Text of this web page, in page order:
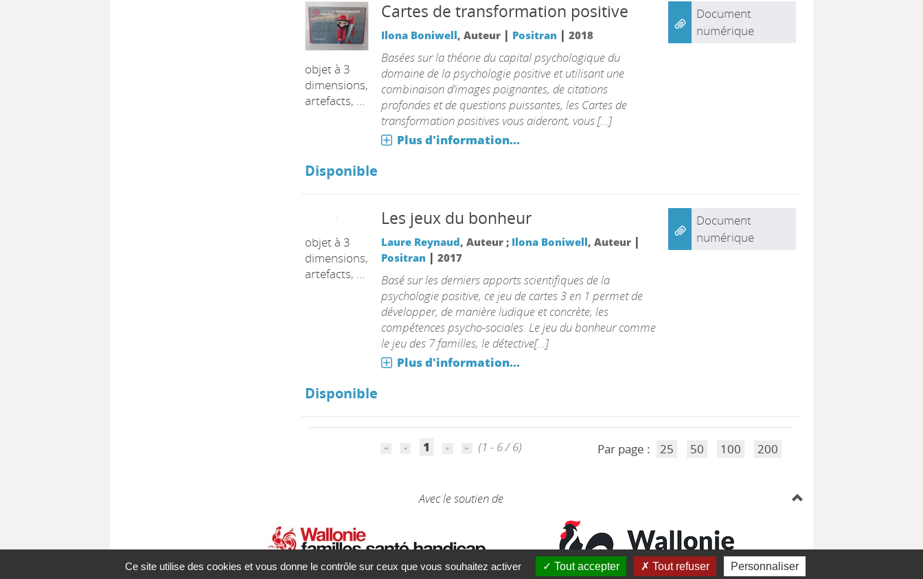
objet à 3
dimensions,
artefacts, ...
Cartes de transformation positive
Ilona Boniwell, Auteur | Positran | 2018
Basées sur la théorie du capital psychologique du
domaine de la psychologie positive et utilisant une
combinaison d’images poignantes, de citations
profondes et de questions puissantes, les Cartes de
transformation positives vous aideront, vous [...]
Plus d'information...
Document
numérique
Disponible
Les jeux du bonheur
Laure Reynaud, Auteur ; Ilona Boniwell, Auteur |
Positran | 2017
Basé sur les derniers apports scientifiques de la
psychologie positive, ce jeu de cartes 3 en 1 permet de
développer, de manière ludique et concrète, les
compétences psycho-sociales. Le jeu du bonheur comme
le jeu des 7 familles, le détective[...]
Plus d'information...
Document
numérique
Disponible
1 (1 - 6 / 6) Par page : 25 50 100 200
Avec le soutien de
A- A A+
Ce site utilise des cookies et vous donne le contrôle sur ceux que vous souhaitez activer Tout accepter Tout refuser Personnaliser